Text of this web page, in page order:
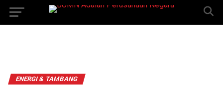
ENERGI & TAMBANG